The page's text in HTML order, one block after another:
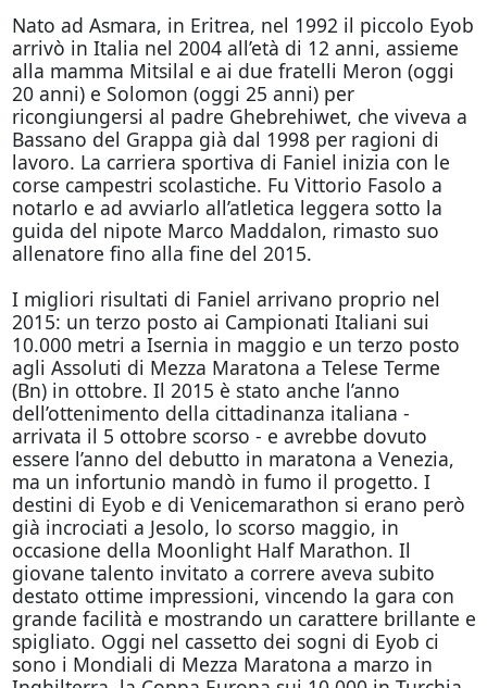
Nato ad Asmara, in Eritrea, nel 1992 il piccolo Eyob
arrivò in Italia nel 2004 all’età di 12 anni, assieme
alla mamma Mitsilal e ai due fratelli Meron (oggi
20 anni) e Solomon (oggi 25 anni) per
ricongiungersi al padre Ghebrehiwet, che viveva a
Bassano del Grappa già dal 1998 per ragioni di
lavoro. La carriera sportiva di Faniel inizia con le
corse campestri scolastiche. Fu Vittorio Fasolo a
notarlo e ad avviarlo all’atletica leggera sotto la
guida del nipote Marco Maddalon, rimasto suo
allenatore fino alla fine del 2015.
I migliori risultati di Faniel arrivano proprio nel
2015: un terzo posto ai Campionati Italiani sui
10.000 metri a Isernia in maggio e un terzo posto
agli Assoluti di Mezza Maratona a Telese Terme
(Bn) in ottobre. Il 2015 è stato anche l’anno
dell’ottenimento della cittadinanza italiana -
arrivata il 5 ottobre scorso - e avrebbe dovuto
essere l’anno del debutto in maratona a Venezia,
ma un infortunio mandò in fumo il progetto. I
destini di Eyob e di Venicemarathon si erano però
già incrociati a Jesolo, lo scorso maggio, in
occasione della Moonlight Half Marathon. Il
giovane talento invitato a correre aveva subito
destato ottime impressioni, vincendo la gara con
grande facilità e mostrando un carattere brillante e
spigliato. Oggi nel cassetto dei sogni di Eyob ci
sono i Mondiali di Mezza Maratona a marzo in